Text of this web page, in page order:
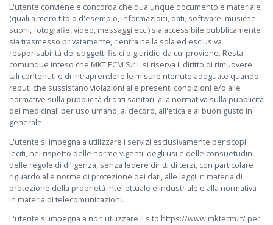
L'utente conviene e concorda che qualunque documento e materiale
(quali a mero titolo d'esempio, informazioni, dati, software, musiche,
suoni, fotografie, video, messaggi ecc.) sia accessibile pubblicamente
sia trasmesso privatamente, rientra nella sola ed esclusiva
responsabilità dei soggetti fisici o giuridici da cui proviene. Resta
comunque inteso che MKT ECM S.r.l. si riserva il diritto di rimuovere
tali contenuti e di intraprendere le misure ritenute adeguate quando
reputi che sussistano violazioni alle presenti condizioni e/o alle
normative sulla pubblicità di dati sanitari, alla normativa sulla pubblicità
dei medicinali per uso umano, al decoro, all'etica e al buon gusto in
generale.
L'utente si impegna a utilizzare i servizi esclusivamente per scopi
leciti, nel rispetto delle norme vigenti, degli usi e delle consuetudini,
delle regole di diligenza, senza ledere diritti di terzi, con particolare
riguardo alle norme di protezione dei dati, alle leggi in materia di
protezione della proprietà intellettuale e industriale e alla normativa
in materia di telecomunicazioni.
L'utente si impegna a non utilizzare il sito https://www.mktecm.it/ per: